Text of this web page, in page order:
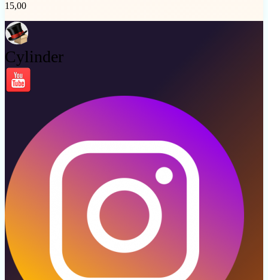
15,00
Cylinder